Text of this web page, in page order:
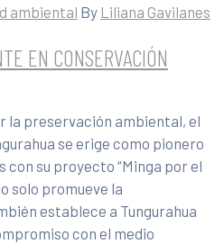
ambiental By Liliana Gavilanes
EN CONSERVACIÓN
la preservación ambiental, el
se erige como pionero
con su proyecto “Minga por el
solo promueve la
establece a Tungurahua
con el medio